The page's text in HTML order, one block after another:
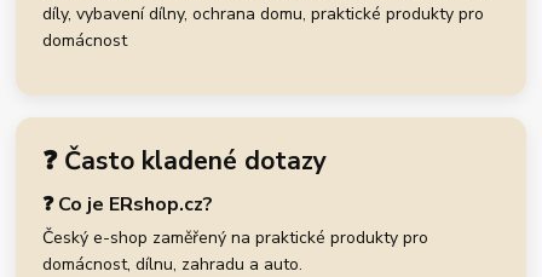
díly, vybavení dílny, ochrana domu, praktické produkty pro
domácnost
❓ Často kladené dotazy
❓ Co je ERshop.cz?
Český e-shop zaměřený na praktické produkty pro
domácnost, dílnu, zahradu a auto.